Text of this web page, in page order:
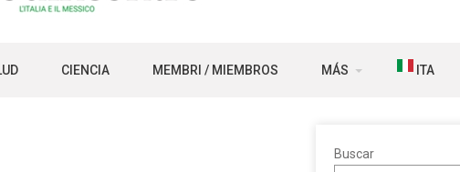
CIENCIA MEMBRI / MIEMBROS MÁS ITA
Buscar